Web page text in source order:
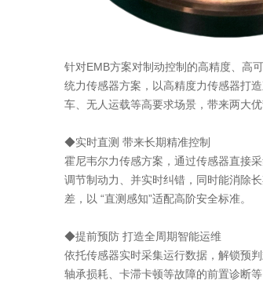
针对EMB方案对制动控制的高精度、高
统力传感器方案，以高精度力传感器打
车、无人运载等高要求场景，带来两大优
◆实时直测 带来长期精准控制
霍尼韦尔力传感方案，通过传感器直接
调节制动力、并实时纠错，同时能消除
差，以 “直测感知”适配高阶安全标准。
◆提前预防 打造全周期智能运维
依托传感器实时采集运行数据，解锁预
轴承损耗、卡滞卡顿等故障的前置诊断